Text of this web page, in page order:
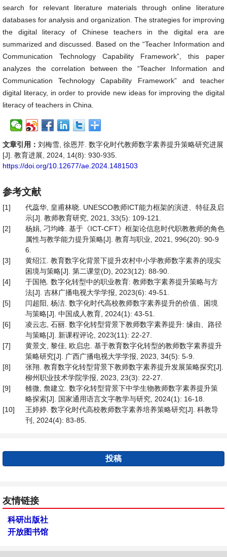
search for relevant literature materials through online literature
databases for analysis and organization. The strategies for improving
the digital literacy of Chinese teachers in the digital era are
summarized and discussed. Based on the “Teacher Information and
Communication Technology Capability Framework”, this paper
analyzes the correlation between the “Teacher Information and
Communication Technology Capability Framework” and teacher
digital literacy, in order to provide new ideas for improving the digital
literacy of teachers in China.
文章引用： 刘梅雪, 徐恩芹. 数字化时代教师数字素养提升策略研究进展
[J]. 教育进展, 2024, 14(8): 930-935.
https://doi.org/10.12677/ae.2024.1481503
参考文献
[1]
代蕊华, 皇甫林晓. UNESCO教师ICT能力框架的演进、特征及启
示[J]. 教师教育研究, 2021, 33(5): 109-121.
[2]
杨娟, 刁均峰. 基于《ICT-CFT》框架论信息时代职教教师的角色
属性与教学能力提升策略[J]. 教育与职业, 2021, 996(20): 90-9
6.
[3]
黄绍江. 教育数字化背景下提升农村中小学教师数字素养的现实
困境与策略[J]. 第二课堂(D), 2023(12): 88-90.
[4]
于国艳. 数字化转型中的职业教育: 教师数字素养提升策略与方
法[J]. 吉林广播电视大学学报, 2023(6): 49-51.
[5]
闫超阳, 杨洁. 数字化时代高校教师数字素养提升的价值、困境
与策略[J]. 中国成人教育, 2024(1): 43-51.
[6]
凌云志, 石丽. 数字化转型背景下教师数字素养提升: 缘由、路径
与策略[J]. 新课程评论, 2023(11): 22-27.
[7]
黄景文, 黎佳, 欧启忠. 基于教育数字化转型的教师数字素养提升
策略研究[J]. 广西广播电视大学学报, 2023, 34(5): 5-9.
[8]
张翔. 教育数字化转型背景下教师数字素养提升发展策略探究[J].
柳州职业技术学院学报, 2023, 23(3): 22-27.
[9]
雒微, 詹建立. 数字化转型背景下中学生物教师数字素养提升策
略探索[J]. 国家通用语言文字教学与研究, 2024(1): 16-18.
[10]
王婷婷. 数字化时代高校教师数字素养培养策略研究[J]. 科教导
刊, 2024(4): 83-85.
投稿
友情链接
科研出版社
开放图书馆